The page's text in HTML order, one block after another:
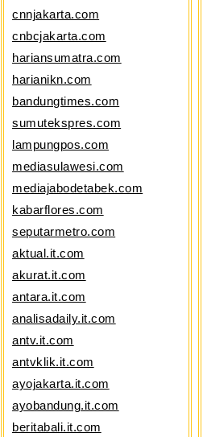
cnnjakarta.com
cnbcjakarta.com
hariansumatra.com
harianikn.com
bandungtimes.com
sumutekspres.com
lampungpos.com
mediasulawesi.com
mediajabodetabek.com
kabarflores.com
seputarmetro.com
aktual.it.com
akurat.it.com
antara.it.com
analisadaily.it.com
antv.it.com
antvklik.it.com
ayojakarta.it.com
ayobandung.it.com
beritabali.it.com